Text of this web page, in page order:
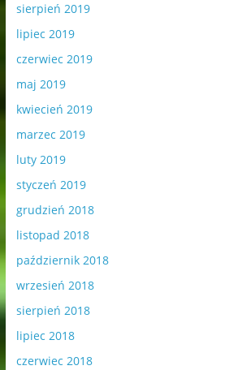
sierpień 2019
lipiec 2019
czerwiec 2019
maj 2019
kwiecień 2019
marzec 2019
luty 2019
styczeń 2019
grudzień 2018
listopad 2018
październik 2018
wrzesień 2018
sierpień 2018
lipiec 2018
czerwiec 2018